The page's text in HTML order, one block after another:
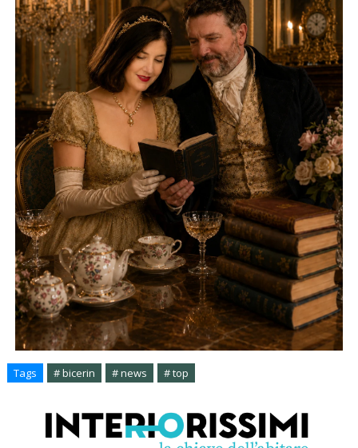
Tags # bicerin # news # top